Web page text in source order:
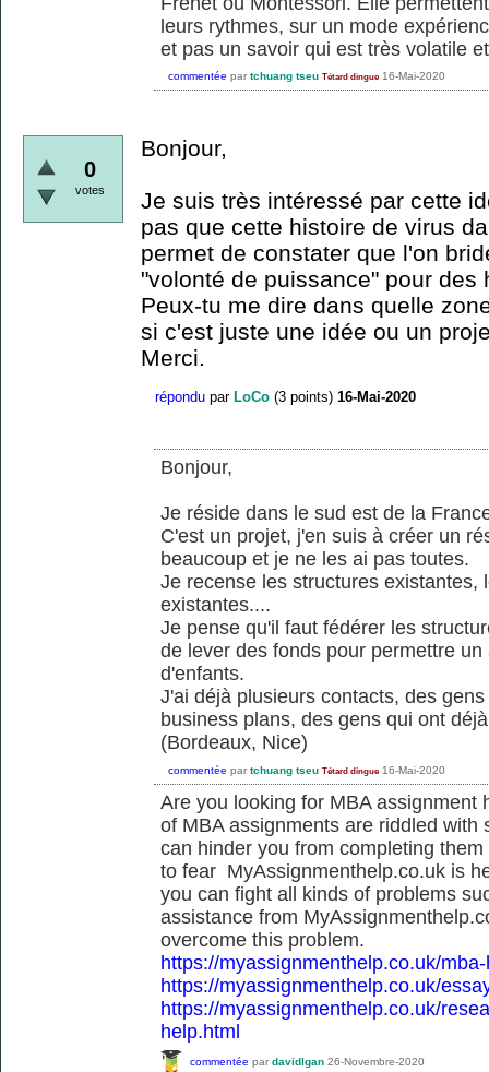
leurs rythmes, sur un mode
et pas un savoir qui est très volatile
commentée par tchuang tseu Tétard dingue 16-Mai-2020
0
votes
Bonjour,
Je suis très intéressé par cette
pas que cette histoire de virus
permet de constater que l'on
"volonté de puissance" pour des
Peux-tu me dire dans quelle
si c'est juste une idée ou un
Merci.
répondu par LoCo (3 points) 16-Mai-2020
Bonjour,
Je réside dans le sud est de la
C'est un projet, j'en suis à créer un
beaucoup et je ne les ai pas toutes.
Je recense les structures existantes,
existantes....
Je pense qu'il faut fédérer les
de lever des fonds pour permettre
d'enfants.
J'ai déjà plusieurs contacts, des
business plans, des gens qui ont
(Bordeaux, Nice)
commentée par tchuang tseu Tétard dingue 16-Mai-2020
Are you looking for MBA assignment
of MBA assignments are riddled with
can hinder you from completing
to fear MyAssignmenthelp.co.uk is
you can fight all kinds of problems
assistance from
overcome this problem.
https://myassignmenthelp.co.uk/
https://myassignmenthelp.co.uk/
https://myassignmenthelp.co.uk/
help.html
commentée par davidlgan 26-Novembre-2020